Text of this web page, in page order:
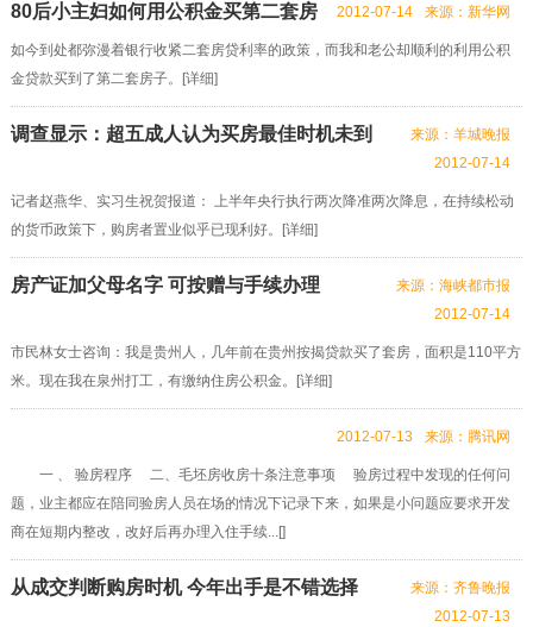
80后小主妇如何用公积金买第二套房 来源：新华网
2012-07-14
如今到处都弥漫着银行收紧二套房贷利率的政策，而我和老公却顺利的利用公积
金贷款买到了第二套房子。[详细]
调查显示：超五成人认为买房最佳时机未到
来源：羊城晚报
2012-07-14
记者赵燕华、实习生祝贺报道： 上半年央行执行两次降准两次降息，在持续松动
的货币政策下，购房者置业似乎已现利好。[详细]
房产证加父母名字 可按赠与手续办理
来源：海峡都市报
2012-07-14
市民林女士咨询：我是贵州人，几年前在贵州按揭贷款买了套房，面积是110平方
米。现在我在泉州打工，有缴纳住房公积金。[详细]
来源：腾讯网
2012-07-13
一 、 验房程序 二、毛坯房收房十条注意事项 验房过程中发现的任何问
题，业主都应在陪同验房人员在场的情况下记录下来，如果是小问题应要求开发
商在短期内整改，改好后再办理入住手续...[]
从成交判断购房时机 今年出手是不错选择
来源：齐鲁晚报
2012-07-13